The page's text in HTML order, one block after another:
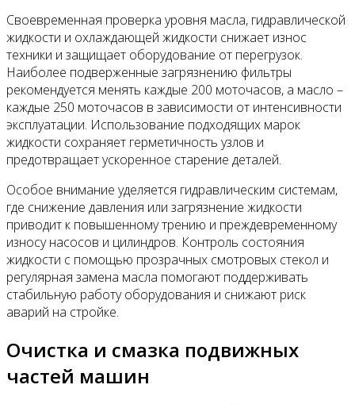
Своевременная проверка уровня масла, гидравлической
жидкости и охлаждающей жидкости снижает износ
техники и защищает оборудование от перегрузок.
Наиболее подверженные загрязнению фильтры
рекомендуется менять каждые 200 моточасов, а масло –
каждые 250 моточасов в зависимости от интенсивности
эксплуатации. Использование подходящих марок
жидкости сохраняет герметичность узлов и
предотвращает ускоренное старение деталей.
Особое внимание уделяется гидравлическим системам,
где снижение давления или загрязнение жидкости
приводит к повышенному трению и преждевременному
износу насосов и цилиндров. Контроль состояния
жидкости с помощью прозрачных смотровых стекол и
регулярная замена масла помогают поддерживать
стабильную работу оборудования и снижают риск
аварий на стройке.
Очистка и смазка подвижных
частей машин